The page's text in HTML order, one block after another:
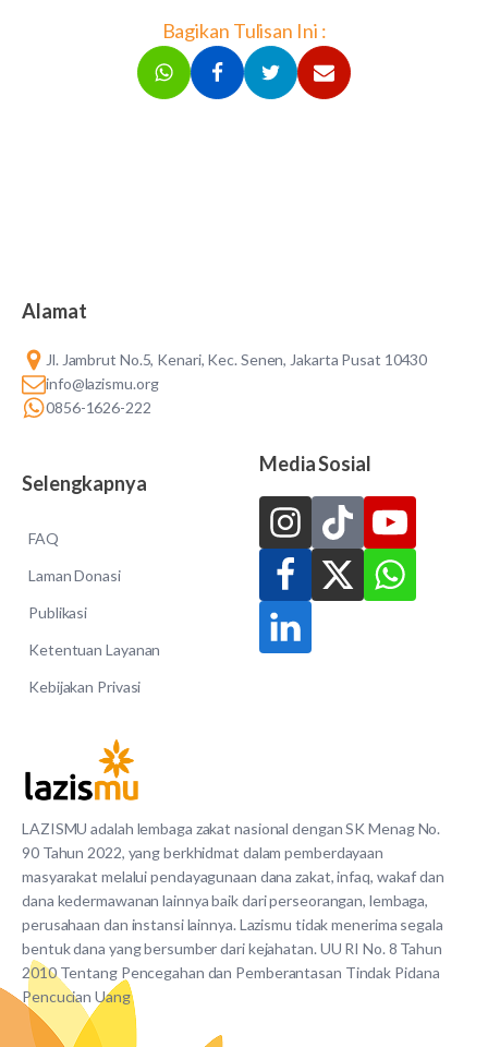
Bagikan Tulisan Ini :
LAZISMU adalah lembaga zakat nasional dengan SK Menag No.
90 Tahun 2022, yang berkhidmat dalam pemberdayaan
masyarakat melalui pendayagunaan dana zakat, infaq, wakaf dan
dana kedermawanan lainnya baik dari perseorangan, lembaga,
perusahaan dan instansi lainnya. Lazismu tidak menerima segala
bentuk dana yang bersumber dari kejahatan. UU RI No. 8 Tahun
2010 Tentang Pencegahan dan Pemberantasan Tindak Pidana
Pencucian Uang
Alamat
Jl. Jambrut No.5, Kenari, Kec. Senen, Jakarta Pusat 10430
info@lazismu.org
0856-1626-222
Selengkapnya
FAQ
Laman Donasi
Publikasi
Ketentuan Layanan
Kebijakan Privasi
Media Sosial